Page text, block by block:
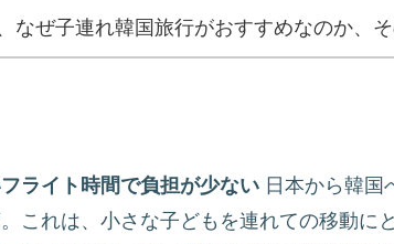
なぜ子連れ韓国旅行がおすすめなのか、
ライト時間で負担が少ない日本から韓国
これは、小さな子どもを連れての移動に